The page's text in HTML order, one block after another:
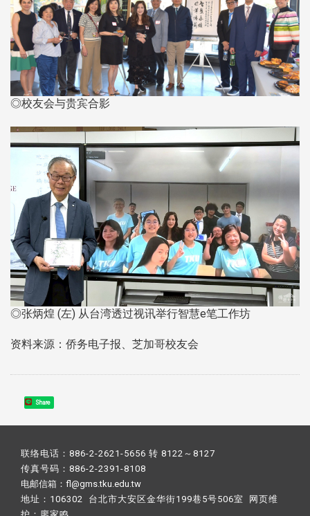
◎校友会与贵宾合影
◎张炳煌 (左) 从台湾透过视讯举行智慧e笔工作坊
资料来源：侨务电子报、芝加哥校友会
Share
联络电话：886-2-2621-5656 转 8122～8127
传真号码：886-2-2391-8108
电邮信箱：fl@gms.tku.edu.tw
地址：106302 台北市大安区金华街199巷5号506室 网页维